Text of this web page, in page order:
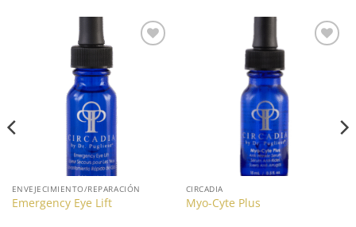
ENVEJECIMIENTO/REPARACIÓN
Emergency Eye Lift
CIRCADIA
Myo-Cyte Plus